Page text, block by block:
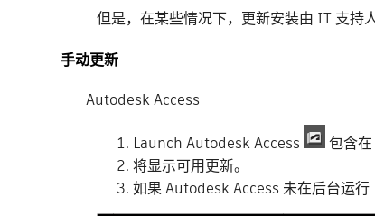
但是，在某些情况下，更新安装由 IT 支持
手动更新
Autodesk Access
Launch Autodesk Access
包含在
将显示可用更新。
如果 Autodesk Access 未在后台运行